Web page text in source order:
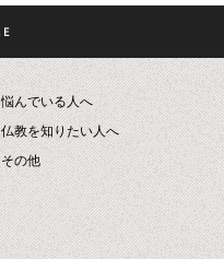
悩んでいる人へ
仏教を知りたい人へ
その他